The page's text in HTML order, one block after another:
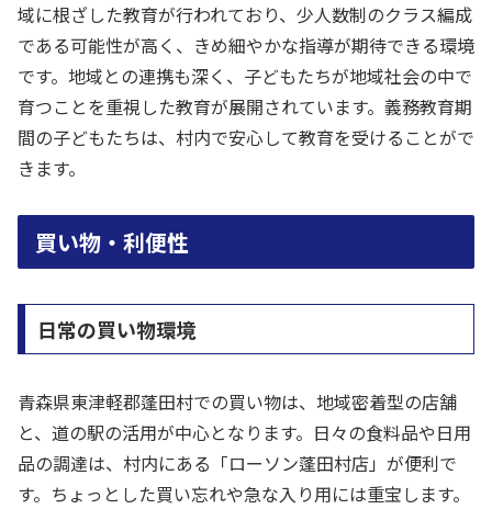
域に根ざした教育が行われており、少人数制のクラス編成
である可能性が高く、きめ細やかな指導が期待できる環境
です。地域との連携も深く、子どもたちが地域社会の中で
育つことを重視した教育が展開されています。義務教育期
間の子どもたちは、村内で安心して教育を受けることがで
きます。
買い物・利便性
日常の買い物環境
青森県東津軽郡蓬田村での買い物は、地域密着型の店舗
と、道の駅の活用が中心となります。日々の食料品や日用
品の調達は、村内にある「ローソン蓬田村店」が便利で
す。ちょっとした買い忘れや急な入り用には重宝します。